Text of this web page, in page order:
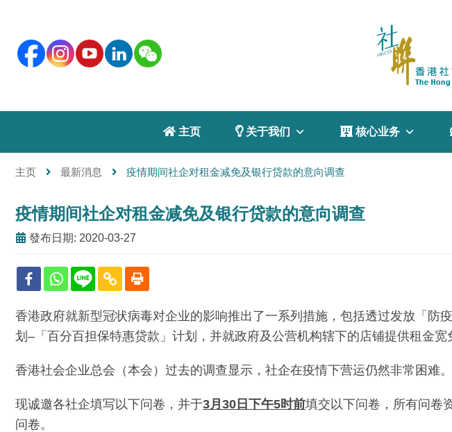
 主页  关于我们  核心业务
主页 最新消息 疫情期间社企对租金减免及银行贷款的意向调查
疫情期间社企对租金减免及银行贷款的意向调查
發布日期: 2020-03-27
香港政府就新型冠状病毒对企业的影响推出了一系列措施，包括透过发放「
划–「百分百担保特惠贷款」计划，并就政府及公营机构辖下的店铺提供租金宽
香港社会企业总会（本会）过去的调查显示，社企在疫情下营运仍然非常困难
现诚邀各社企填写以下问卷，并于3月30日下午5时前填交以下问卷，所有问卷
问卷。